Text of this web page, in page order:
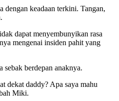
dengan keadaan terkini. Tangan,
dapat menyembunyikan rasa
mengenai insiden pahit yang
sebak berdepan anaknya.
dekat daddy? Apa saya mahu
Miki.